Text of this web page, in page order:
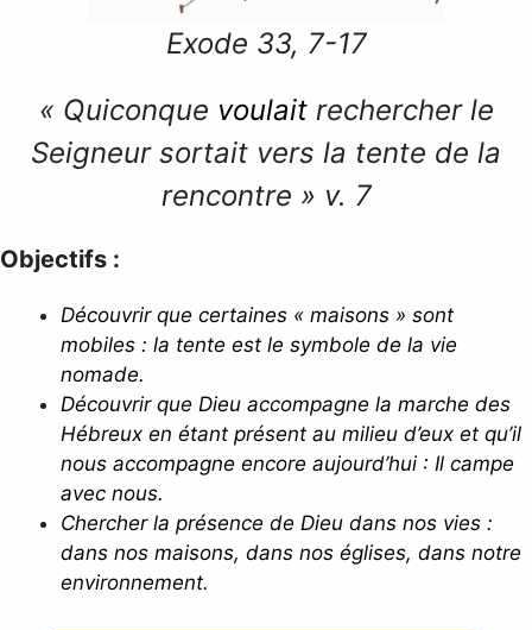
Exode 33, 7-17
« Quiconque voulaitrechercher le
Seigneur sortait vers la tente de la
rencontre » v. 7
Objectifs :
Découvrir que certaines « maisons » sont
mobiles : la tente est le symbole de la vie
nomade.
Découvrir que Dieu accompagne la marche des
Hébreux en étant présent au milieu d’eux et qu’il
nous accompagne encore aujourd’hui : Il campe
avec nous.
Chercher la présence de Dieu dans nos vies :
dans nos maisons, dans nos églises, dans notre
environnement.